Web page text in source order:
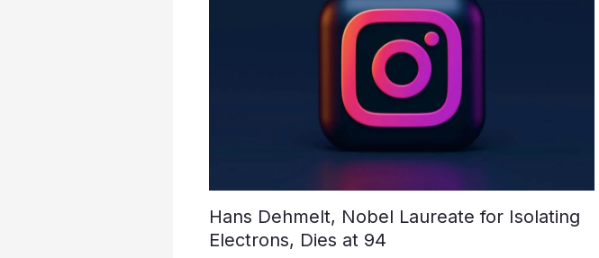
Hans Dehmelt, Nobel Laureate for Isolating
Electrons, Dies at 94